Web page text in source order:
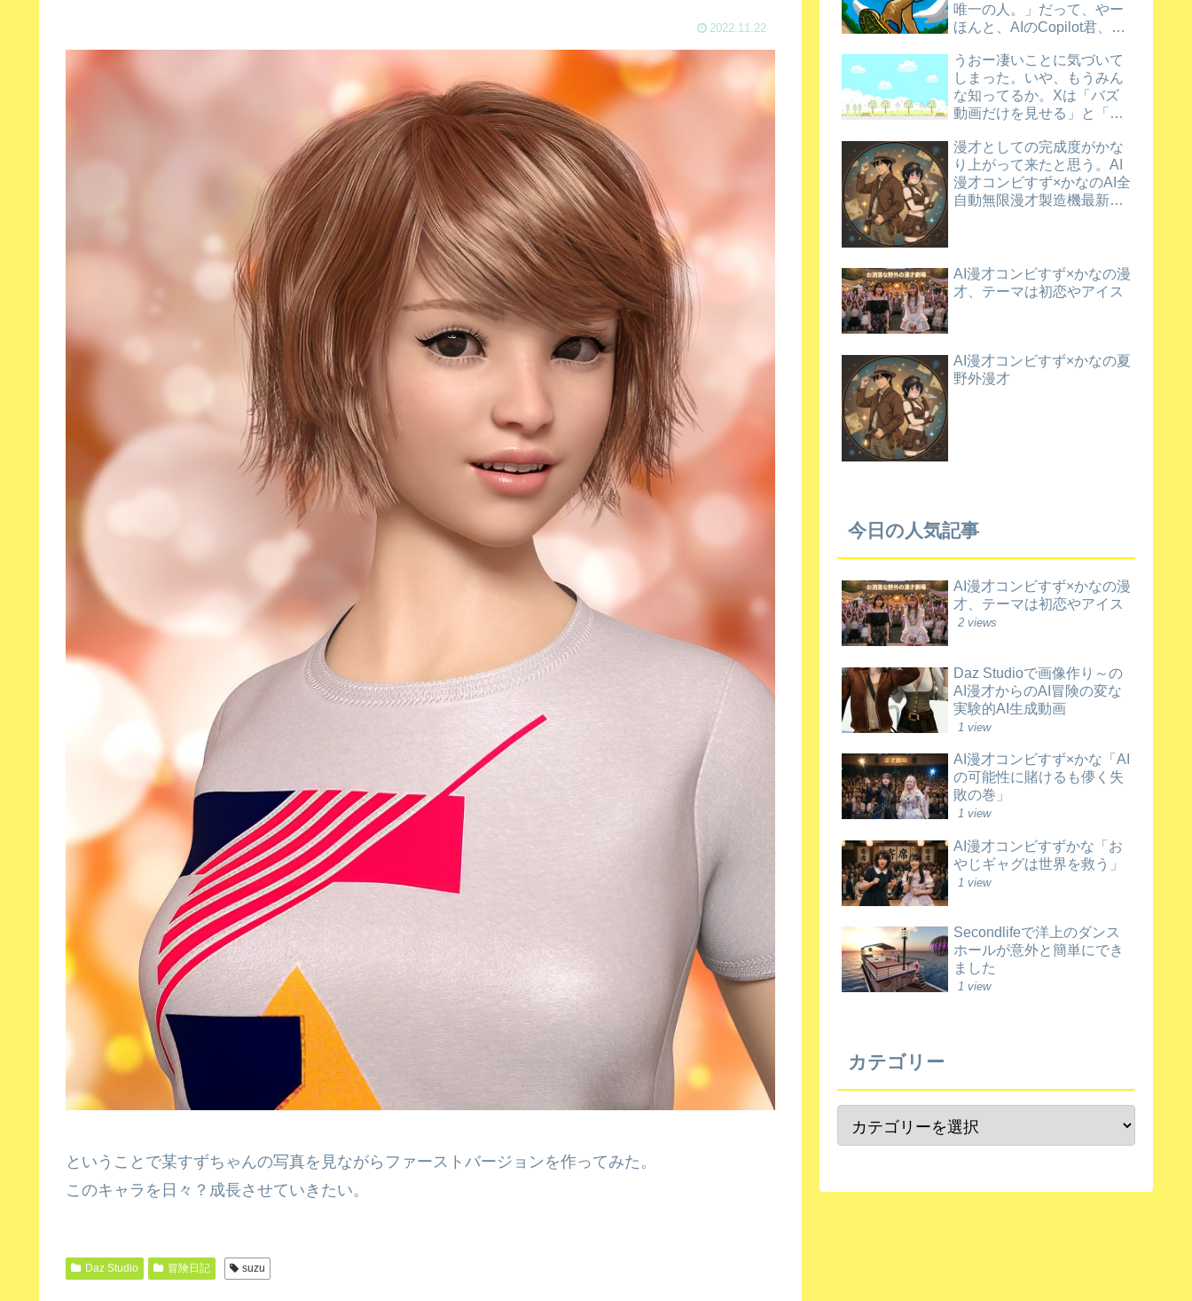
2022.11.22
ということで某すずちゃんの写真を見ながらファーストバージョンを作ってみた。
このキャラを日々？成長させていきたい。
Daz Studio 冒険日記 suzu
唯一の人。」だって、やー
ほんと、AIのCopilot君、ほ
うおー凄いことに気づいて
しまった。いや、もうみん
な知ってるか。Xは「バズ
動画だけを見せる」と「新
せているんだってさ
漫才としての完成度がかな
り上がって来たと思う。AI
漫才コンビすず×かなのAI全
自動無限漫才製造機最新バ
AI漫才コンビすず×かなの漫
才、テーマは初恋やアイス
AI漫才コンビすず×かなの夏
野外漫才
今日の人気記事
AI漫才コンビすず×かなの漫
才、テーマは初恋やアイス
2 views
Daz Studioで画像作り～の
AI漫才からのAI冒険の変な
実験的AI生成動画
1 view
AI漫才コンビすず×かな「AI
の可能性に賭けるも儚く失
敗の巻」
1 view
AI漫才コンビすずかな「お
やじギャグは世界を救う」
1 view
Secondlifeで洋上のダンス
ホールが意外と簡単にでき
ました
1 view
カテゴリー